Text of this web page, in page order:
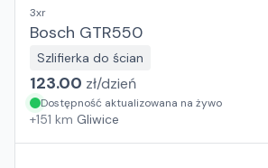
3xr
Bosch GTR550
Szlifierka do ścian
123.00 zł/dzień
Dostępność aktualizowana na żywo
+151 km Gliwice